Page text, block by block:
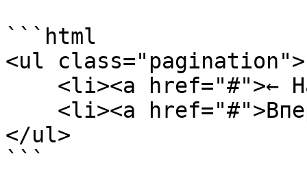
```html
<ul class="pagination">
</ul>
```